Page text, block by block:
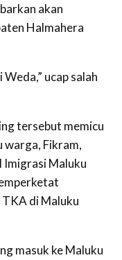
akan
Halmahera
ucap salah
tersebut memicu
warga, Fikram,
Maluku
di Maluku
masuk ke Maluku